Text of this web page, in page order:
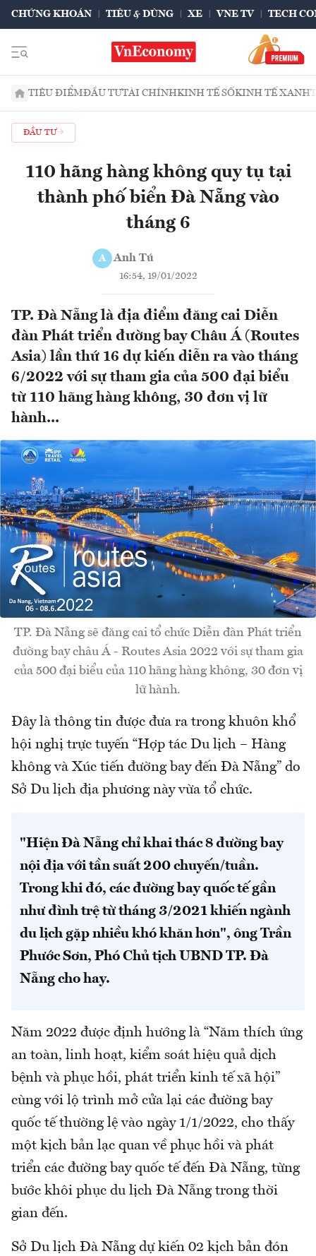
CHỨNG KHOÁN TIÊU & DÙNG XE VNE TV TECH
TIÊU ĐIỂMĐẦU TƯTÀI CHÍNHKINH TẾ SỐKINH TẾ XANH
ĐẦU TƯ
110 hãng hàng không quy tụ tại
thành phố biển Đà Nẵng vào
tháng 6
A Anh Tú
16:54, 19/01/2022
TP. Đà Nẵng là địa điểm đăng cai Diễn
đàn Phát triển đường bay Châu Á (Routes
Asia) lần thứ 16 dự kiến diễn ra vào tháng
6/2022 với sự tham gia của 500 đại biểu
từ 110 hãng hàng không, 30 đơn vị lữ
hành...
TP. Đà Nẵng sẽ đăng cai tổ chức Diễn đàn Phát triển
đường bay châu Á - Routes Asia 2022 với sự tham gia
của 500 đại biểu của 110 hãng hàng không, 30 đơn vị
lữ hành.
Đây là thông tin được đưa ra trong khuôn khổ
hội nghị trực tuyến “Hợp tác Du lịch – Hàng
không và Xúc tiến đường bay đến Đà Nẵng” do
Sở Du lịch địa phương này vừa tổ chức.
"Hiện Đà Nẵng chỉ khai thác 8 đường bay
nội địa với tần suất 200 chuyến/tuần.
Trong khi đó, các đường bay quốc tế gần
như đình trệ từ tháng 3/2021 khiến ngành
du lịch gặp nhiều khó khăn hơn", ông Trần
Phước Sơn, Phó Chủ tịch UBND TP. Đà
Nẵng cho hay.
Năm 2022 được định hướng là “Năm thích ứng
an toàn, linh hoạt, kiểm soát hiệu quả dịch
bệnh và phục hồi, phát triển kinh tế xã hội”
cùng với lộ trình mở cửa lại các đường bay
quốc tế thường lệ vào ngày 1/1/2022, cho thấy
một kịch bản lạc quan về phục hồi và phát
triển các đường bay quốc tế đến Đà Nẵng, từng
bước khôi phục du lịch Đà Nẵng trong thời
gian đến.
Sở Du lịch Đà Nẵng dự kiến 02 kịch bản đón